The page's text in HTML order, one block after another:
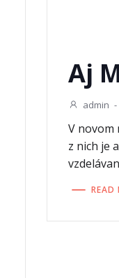
Aj
admin -
V novom
z nich je
READ